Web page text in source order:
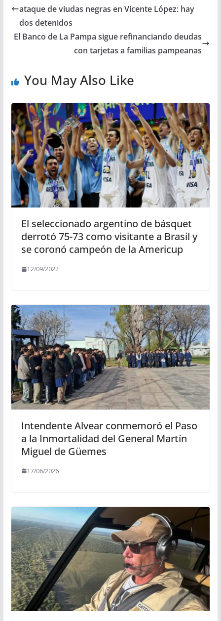
ataque de viudas negras en Vicente López: hay
dos detenidos
El Banco de La Pampa sigue refinanciando deudas
con tarjetas a familias pampeanas
You May Also Like
El seleccionado argentino de básquet
derrotó 75-73 como visitante a Brasil y
se coronó campeón de la Americup
12/09/2022
Intendente Alvear conmemoró el Paso
a la Inmortalidad del General Martín
Miguel de Güemes
17/06/2026